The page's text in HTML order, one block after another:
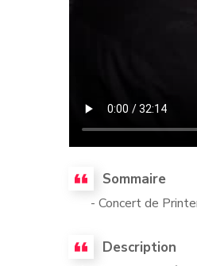
Sommaire
- Concert de
Description